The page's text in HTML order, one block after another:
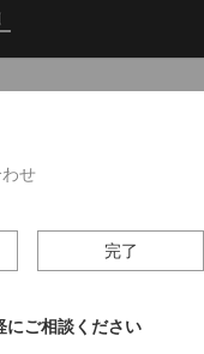
せ
完了
にご相談ください